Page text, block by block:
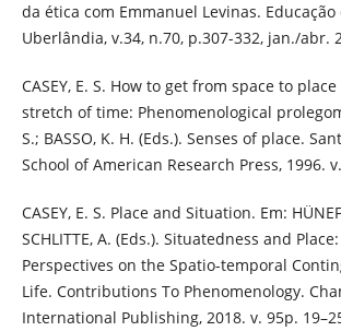
da ética com Emmanuel Levinas. Educação
Uberlândia, v.34, n.70, p.307-332, jan./abr.
CASEY, E. S. How to get from space to
stretch of time: Phenomenological
S.; BASSO, K. H. (Eds.). Senses of place.
School of American Research Press, 1996.
CASEY, E. S. Place and Situation. Em:
SCHLITTE, A. (Eds.). Situatedness and
Perspectives on the Spatio-temporal
Life. Contributions To Phenomenology.
International Publishing, 2018. v. 95p.